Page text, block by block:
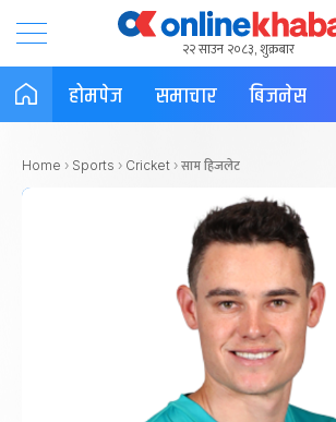
२२ साउन २०८३, शुक्रबार
होमपेज समाचार बिजनेस
Home › Sports › Cricket › साम हिजलेट